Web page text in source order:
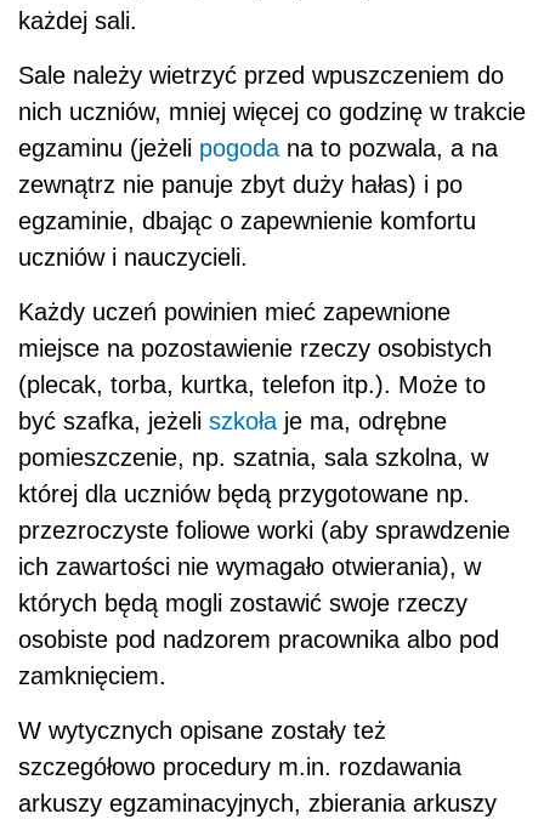
każdej sali.
Sale należy wietrzyć przed wpuszczeniem do
nich uczniów, mniej więcej co godzinę w trakcie
egzaminu (jeżeli pogoda na to pozwala, a na
zewnątrz nie panuje zbyt duży hałas) i po
egzaminie, dbając o zapewnienie komfortu
uczniów i nauczycieli.
Każdy uczeń powinien mieć zapewnione
miejsce na pozostawienie rzeczy osobistych
(plecak, torba, kurtka, telefon itp.). Może to
być szafka, jeżeli szkoła je ma, odrębne
pomieszczenie, np. szatnia, sala szkolna, w
której dla uczniów będą przygotowane np.
przezroczyste foliowe worki (aby sprawdzenie
ich zawartości nie wymagało otwierania), w
których będą mogli zostawić swoje rzeczy
osobiste pod nadzorem pracownika albo pod
zamknięciem.
W wytycznych opisane zostały też
szczegółowo procedury m.in. rozdawania
arkuszy egzaminacyjnych, zbierania arkuszy